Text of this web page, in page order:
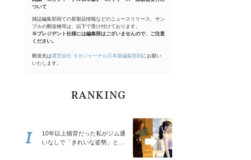
ついて
雑誌編集部宛ての新製品情報などのニュースリリース、サン
プルの郵送物等は、以下で受け付けております。
※プレジデント社様には編集部はございませんので、ご注意
ください。
郵送先は運営会社:ヨガジャーナル日本版編集部宛にお願い
いたします。
RANKING
10年以上猫背だった私がジム通
いなしで「きれいな姿勢」と褒
1